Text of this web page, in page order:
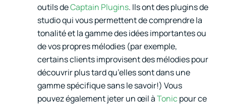
outils deCaptain Plugins. Ils ont des plugins de
studio qui vous permettent de comprendre la
tonalité et la gamme des idées importantes ou
de vos propres mélodies (par exemple,
certains clients improvisent des mélodies pour
découvrir plus tard qu’elles sont dans une
gamme spécifique sans le savoir!) Vous
pouvez également jeter un œil àTonic pour ce